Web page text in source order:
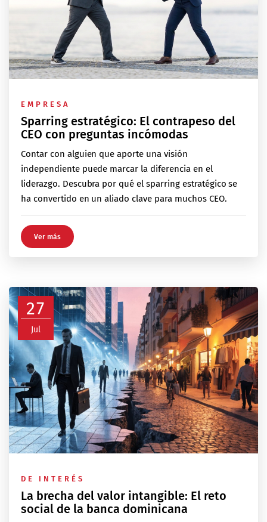
EMPRESA
Sparring estratégico: El contrapeso del
CEO con preguntas incómodas
Contar con alguien que aporte una visión
independiente puede marcar la diferencia en el
liderazgo. Descubra por qué el sparring estratégico se
ha convertido en un aliado clave para muchos CEO.
Ver más
27
Jul
DE INTERÉS
La brecha del valor intangible: El reto
social de la banca dominicana